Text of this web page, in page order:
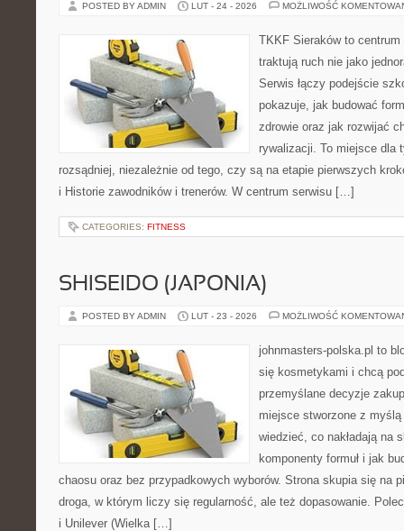
POSTED BY ADMIN LUT - 24 - 2026 MOŻLIWOŚĆ
TKKF Sieraków to
traktują ruch nie jako
Serwis łączy podejście
pokazuje, jak budować
zdrowie oraz jak rozwijać
rywalizacji. To miejsce dla
rozsądniej, niezależnie od tego, czy są na etapie pierwszych
i Historie zawodników i trenerów. W centrum serwisu […]
CATEGORIES: FITNESS
SHISEIDO (JAPONIA)
POSTED BY ADMIN LUT - 23 - 2026 MOŻLIWOŚĆ
johnmasters-polska.pl to
się kosmetykami i chcą
przemyślane decyzje
miejsce stworzone z
wiedzieć, co nakładają na
komponenty formuł i jak
chaosu oraz bez przypadkowych wyborów. Strona skupia się na
droga, w którym liczy się regularność, ale też dopasowanie.
i Unilever (Wielka […]